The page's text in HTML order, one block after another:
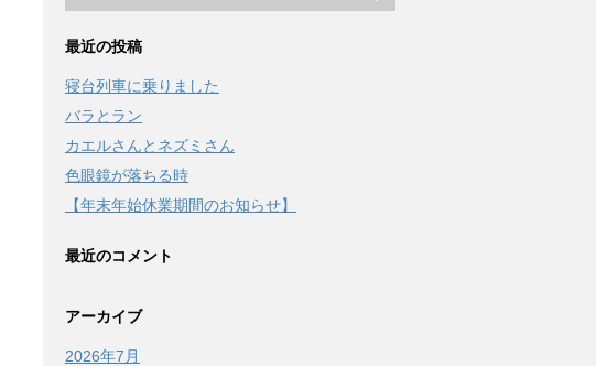
最近の投稿
寝台列車に乗りました
バラとラン
カエルさんとネズミさん
色眼鏡が落ちる時
【年末年始休業期間のお知らせ】
最近のコメント
アーカイブ
2026年7月